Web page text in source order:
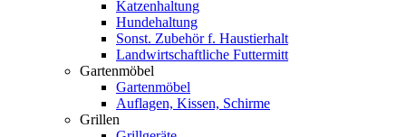
Katzenhaltung
Hundehaltung
Sonst. Zubehör f. Haustierhalt
Landwirtschaftliche Futtermitt
Gartenmöbel
Gartenmöbel
Auflagen, Kissen, Schirme
Grillen